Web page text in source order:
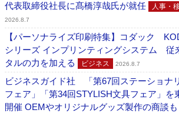
代表取締役社長に髙橋淳哉氏が就任
人事・
2026.8.7
【パーソナライズ印刷特集】コダック
シリーズ インプリンティングシステム 従
タルの力を加える
ビジネス 2026.8.7
ビジネスガイド社 「第67回ステーショナ
フェア」「第34回STYLISH文具フェア」を
開催 OEMやオリジナルグッズ製作の商談も